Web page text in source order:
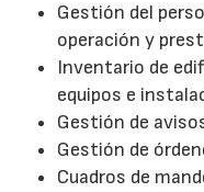
Gestión del
operación y
Inventario de
equipos e
Gestión de
Gestión de
Cuadros de